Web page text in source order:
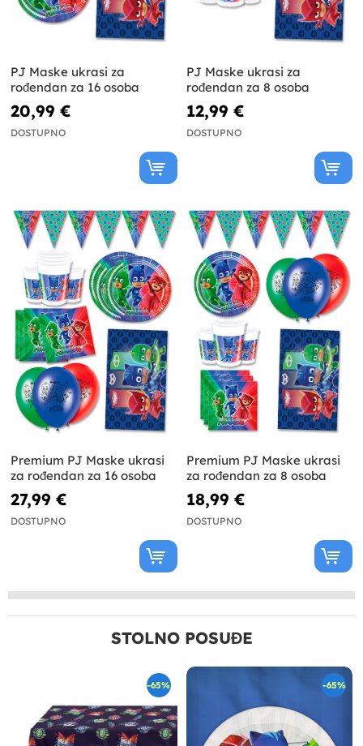
PJ Maske ukrasi za
rođendan za 16 osoba
20,99 €
DOSTUPNO
PJ Maske ukrasi za
rođendan za 8 osoba
12,99 €
DOSTUPNO
Premium PJ Maske ukrasi
za rođendan za 16 osoba
27,99 €
DOSTUPNO
Premium PJ Maske ukrasi
za rođendan za 8 osoba
18,99 €
DOSTUPNO
STOLNO POSUĐE
-65% -65%